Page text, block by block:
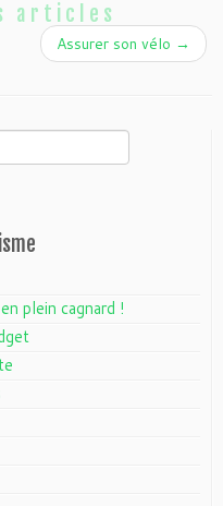
articles
Assurer son vélo →
plein cagnard !